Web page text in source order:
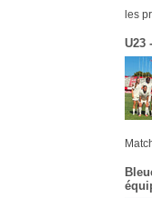
les
U23